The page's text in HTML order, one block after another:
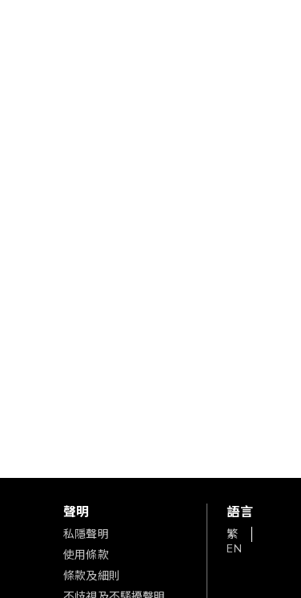
聲明
私隱聲明
使用條款
條款及細則
語言
繁
EN